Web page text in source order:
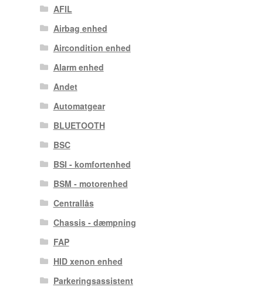
AFIL
Airbag enhed
Aircondition enhed
Alarm enhed
Andet
Automatgear
BLUETOOTH
BSC
BSI - komfortenhed
BSM - motorenhed
Centrallås
Chassis - dæmpning
FAP
HID xenon enhed
Parkeringsassistent